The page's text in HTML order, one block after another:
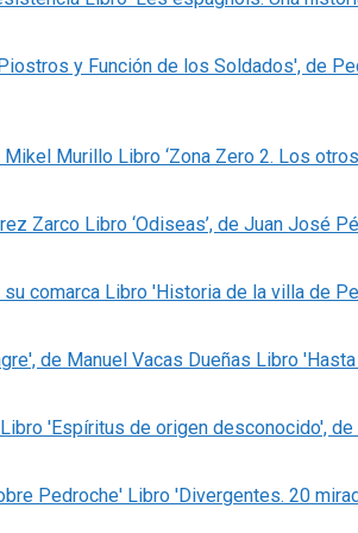
Libro ‘Zona Zero 2. Los
Libro ‘Odiseas’, de Juan José
Libro 'Historia de la villa de
Libro
Libro 'Espíritus de origen desconocido', de
Libro 'Divergentes. 20